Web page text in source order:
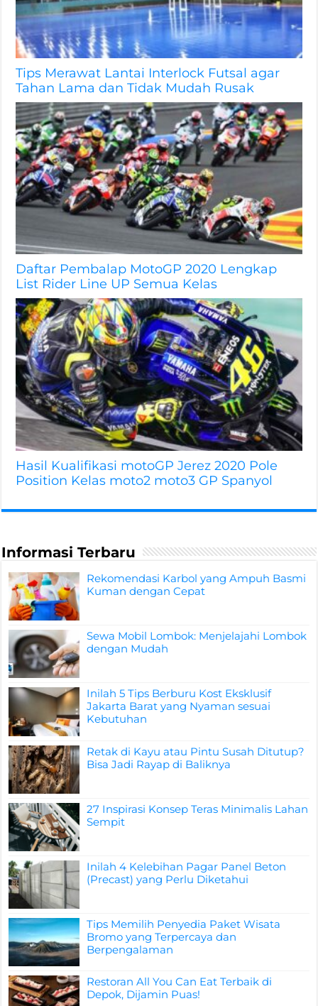
Tips Merawat Lantai Interlock Futsal agar
Tahan Lama dan Tidak Mudah Rusak
Daftar Pembalap MotoGP 2020 Lengkap
List Rider Line UP Semua Kelas
Hasil Kualifikasi motoGP Jerez 2020 Pole
Position Kelas moto2 moto3 GP Spanyol
Informasi Terbaru
Rekomendasi Karbol yang Ampuh Basmi
Kuman dengan Cepat
Sewa Mobil Lombok: Menjelajahi Lombok
dengan Mudah
Inilah 5 Tips Berburu Kost Eksklusif
Jakarta Barat yang Nyaman sesuai
Kebutuhan
Retak di Kayu atau Pintu Susah Ditutup?
Bisa Jadi Rayap di Baliknya
27 Inspirasi Konsep Teras Minimalis Lahan
Sempit
Inilah 4 Kelebihan Pagar Panel Beton
(Precast) yang Perlu Diketahui
Tips Memilih Penyedia Paket Wisata
Bromo yang Terpercaya dan
Berpengalaman
Restoran All You Can Eat Terbaik di
Depok, Dijamin Puas!